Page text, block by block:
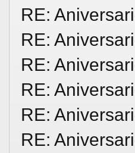
RE:
RE:
RE:
RE:
RE:
RE: